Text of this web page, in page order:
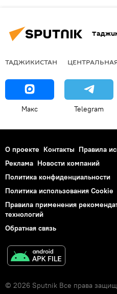
ТАДЖИКИСТАН
Макс Telegram
О проекте Контакты Правила
Реклама Новости компаний
Политика конфиденциальности
Политика использования Cookie
Правила применения
технологий
Обратная связь
© 2026 Sputnik Все права